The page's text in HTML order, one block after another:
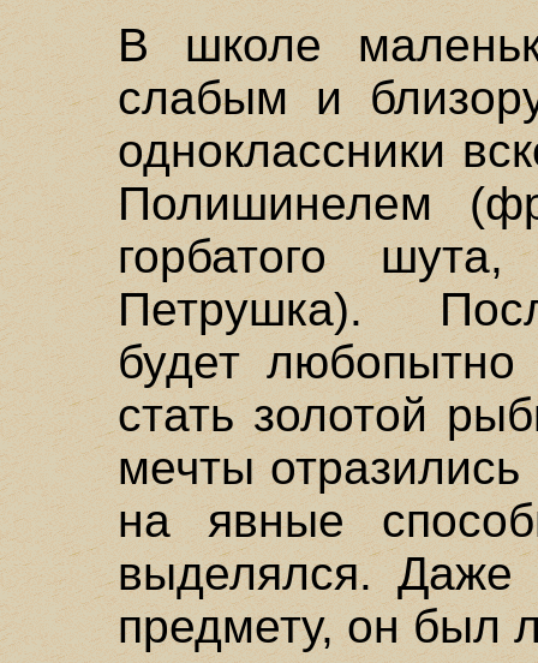
В школе
слабым и
одноклассники
Полишинелем
горбатого
Петрушка).
будет
стать золотой
мечты
на явные
выделялся. Даже
предмету, он был